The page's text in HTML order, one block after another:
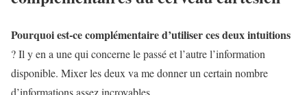
Pourquoi est-ce complémentaire d’utiliser ces deux intuitions
? Il y en a une qui concerne le passé et l’autre l’information
disponible. Mixer les deux va me donner un certain nombre
d’informations assez incroyables.